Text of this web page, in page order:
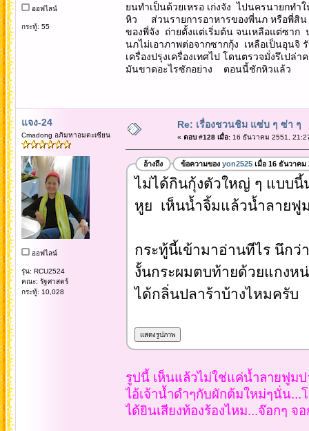
ออฟไลน์
กระทู้: 55
ยนทำเป็นด้วยเหรอ เก่งจัง ไปนครนายกท
หิว ส่วนรายการอาหารของพี่นภ หรือพี่สิน
ของพี่จัง ถ่ายตั้งแต่เริ่มต้น จนเหลือแต่ซาก
นภไม่เอาภาพต่อจากซากกุ้ง เหลือเป็นอุน
เครื่องปรุงเครื่องเทศไป โดนตรวจมั่งรึเป
มันขาดอะไรซักอย่าง ตอนนี้ชักหิวแล้ว
แจง-24
Cmadong อภิมหาอมตะเซียน
ออฟไลน์
รุ่น: RCU2524
คณะ: รัฐศาสตร์
กระทู้: 10,028
Re: เรื่องชวนชิม แซ่บ ๆ ซ่า ๆ
« ตอบ #128 เมื่อ:16 ธันวาคม 2551,
อ้างถึง ข้อความของ yon2525เมื่อ 16 ธันวาคม
ไม่ได้กินกุ้งตัวใหญ่ ๆ แบบนี้
หูย เห็นน้ำจิ้มแล้วน้ำลายฟู
กระทู้นี้เข้ามาอ่านทีไร นึก
งั้นกระผมตบท้ายด้วยแกงห
ได้กลิ่นปลาร้าบ้างไหมครับ
รูปนี้ เห็นแล้วไม่ใช่แค่น้ำลายฟูมป
ไอ้เจ้าน้ำดำๆกับผักต้มใหม่ๆนั่น...
ได้ยินเสียงท้องร้องไหม...จ๊อกๆ จ